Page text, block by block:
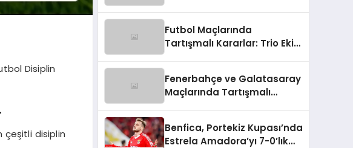
Disiplin
çeşitli disiplin
Futbol Maçlarında
Tartışmalı Kararlar: Trio Ekip
Fenerbahçe ve Galatasaray
Maçlarında Tartışmalı
Benfica, Portekiz Kupası’nda
Estrela Amadora’yı 7-0’lık